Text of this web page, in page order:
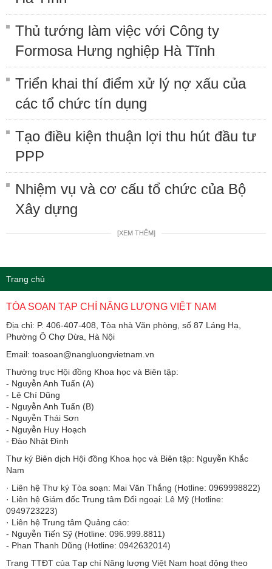
Thủ tướng làm việc với Công ty
Formosa Hưng nghiệp Hà Tĩnh
Triển khai thí điểm xử lý nợ xấu của
các tổ chức tín dụng
Tạo điều kiện thuận lợi thu hút đầu tư
PPP
Nhiệm vụ và cơ cấu tổ chức của Bộ
Xây dựng
[XEM THÊM]
Trang chủ
TÒA SOẠN TẠP CHÍ NĂNG LƯỢNG VIỆT NAM
Địa chỉ: P. 406-407-408, Tòa nhà Văn phòng, số 87 Láng Hạ,
Phường Ô Chợ Dừa, Hà Nội
Email: toasoan@nangluongvietnam.vn
Thường trực Hội đồng Khoa học và Biên tập:
​​​​​​- Nguyễn Anh Tuấn (A)
- Lê Chí Dũng
- Nguyễn Anh Tuấn (B)
- Nguyễn Thái Sơn
- Nguyễn Huy Hoạch
- Đào Nhật Đình
Thư ký Biên dịch Hội đồng Khoa học và Biên tập: Nguyễn Khắc
Nam
· Liên hệ Thư ký Tòa soạn: Mai Văn Thắng (Hotline: 0969998822)
· Liên hệ Giám đốc Trung tâm Đối ngoại: Lê Mỹ (Hotline:
0949723223)
· Liên hệ Trung tâm Quảng cáo:
- Nguyễn Tiến Sỹ (Hotline: 096.999.8811)
- Phan Thanh Dũng (Hotline: 0942632014)
Trang TTĐT của Tạp chí Năng lượng Việt Nam hoạt động theo